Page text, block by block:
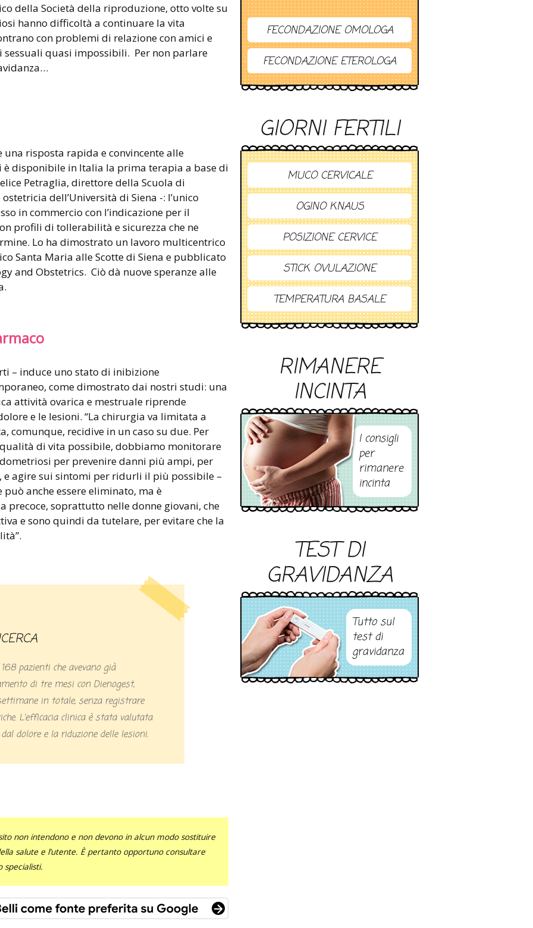
della Società della riproduzione, otto volte su
hanno difficoltà a continuare la vita
con problemi di relazione con amici e
quasi impossibili. Per non parlare
risposta rapida e convincente alle
è disponibile in Italia la prima terapia a base di
Petraglia, direttore della Scuola di
dell’Università di Siena -: l’unico
in commercio con l’indicazione per il
profili di tollerabilità e sicurezza che ne
Lo ha dimostrato un lavoro multicentrico
Santa Maria alle Scotte di Siena e pubblicato
and Obstetrics. Ciò dà nuove speranze alle
– induce uno stato di inibizione
come dimostrato dai nostri studi: una
attività ovarica e mestruale riprende
e le lesioni. “La chirurgia va limitata a
comunque, recidive in un caso su due. Per
di vita possibile, dobbiamo monitorare
per prevenire danni più ampi, per
agire sui sintomi per ridurli il più possibile –
anche essere eliminato, ma è
precoce, soprattutto nelle donne giovani, che
e sono quindi da tutelare, per evitare che la
pazienti che avevano già
di tre mesi con Dienogest,
in totale, senza registrare
L’efficacia clinica è stata valutata
dolore e la riduzione delle lesioni.
non intendono e non devono in alcun modo sostituire
salute e l’utente. È pertanto opportuno consultare
FECONDAZIONE OMOLOGA
FECONDAZIONE ETEROLOGA
GIORNI FERTILI
MUCO CERVICALE
OGINO KNAUS
POSIZIONE CERVICE
STICK OVULAZIONE
TEMPERATURA BASALE
RIMANERE
INCINTA
I consigli
per
rimanere
incinta
TEST DI
GRAVIDANZA
Tutto sul
test di
gravidanza